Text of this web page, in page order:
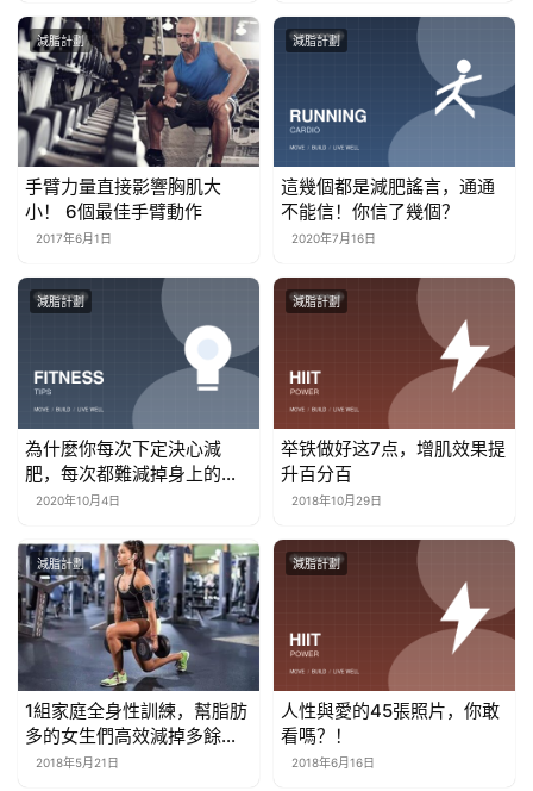
減脂計劃
手臂力量直接影響胸肌大
小！ 6個最佳手臂動作
2017年6月1日
減脂計劃
這幾個都是減肥謠言，通通
不能信！你信了幾個？
2020年7月16日
減脂計劃
為什麼你每次下定決心減
肥，每次都難減掉身上的脂
肪了？
2020年10月4日
減脂計劃
举铁做好这7点，增肌效果提
升百分百
2018年10月29日
減脂計劃
1組家庭全身性訓練，幫脂肪
多的女生們高效減掉多餘脂
肪！
2018年5月21日
減脂計劃
人性與愛的45張照片，你敢
看嗎？！
2018年6月16日